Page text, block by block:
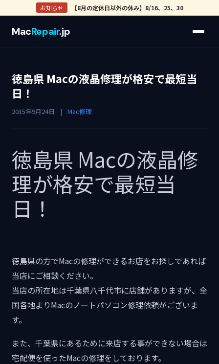
お知らせ 【8月の定休日以外の休み】8/16、25、30
MacRepair.jp
徳島県 Macの液晶修理が格安で最短当
日！
2015年9月24日 | Mac修理
徳島県 Macの液晶修
理が格安で最短当
日！
徳島県の方でMacの修理ができるお店をお探しであれば
当店にご相談ください。
当店の所在地は千葉県八千代市に店舗がありますが、全
国各地よりMacのノートパソコン修理依頼がございま
す。
また、千葉県にあるために来店する事ができない場合は
宅配便を使ったMacの修理をしております。